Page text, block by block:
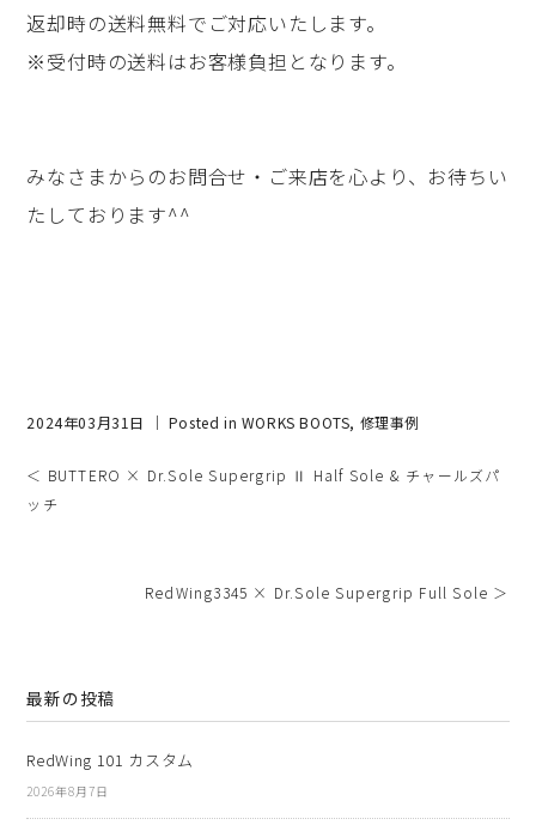
返却時の送料無料でご対応いたします。
※受付時の送料はお客様負担となります。
みなさまからのお問合せ・ご来店を心より、お待ちい
たしております^^
2024年03月31日 ｜ Posted in WORKS BOOTS, 修理事例
＜ BUTTERO × Dr.Sole Supergrip Ⅱ Half Sole & チャールズパ
ッチ
RedWing3345 × Dr.Sole Supergrip Full Sole ＞
最新の投稿
RedWing 101 カスタム
2026年8月7日